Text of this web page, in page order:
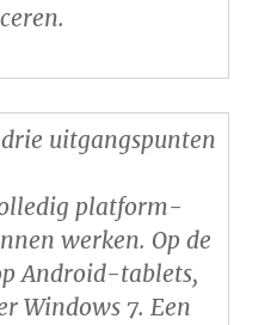
uitgangspunten
platform-
werken. Op de
Android-tablets,
Windows 7. Een